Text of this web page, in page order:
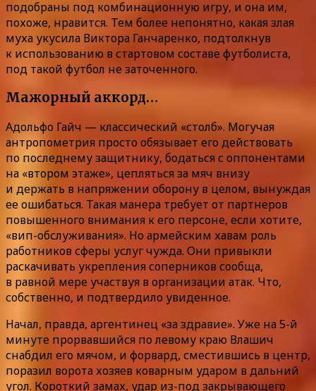
подобраны под комбинационную игру, и она им,
похоже, нравится. Тем более непонятно, какая злая
муха укусила Виктора Ганчаренко, подтолкнув
к использованию в стартовом составе футболиста,
под такой футбол не заточенного.
Мажорный аккорд…
Адольфо Гайч — классический «столб». Могучая
антропометрия просто обязывает его действовать
по последнему защитнику, бодаться с оппонентами
на «втором этаже», цепляться за мяч внизу
и держать в напряжении оборону в целом, вынуждая
ее ошибаться. Такая манера требует от партнеров
повышенного внимания к его персоне, если хотите,
«вип-обслуживания». Но армейским хавам роль
работников сферы услуг чужда. Они привыкли
раскачивать укрепления соперников сообща,
в равной мере участвуя в организации атак. Что,
собственно, и подтвердило увиденное.
Начал, правда, аргентинец «за здравие». Уже на 5-й
минуте прорвавшийся по левому краю Влашич
снабдил его мячом, и форвард, сместившись в центр,
поразил ворота хозяев коварным ударом в дальний
угол. Короткий замах, удар из-под закрывающего